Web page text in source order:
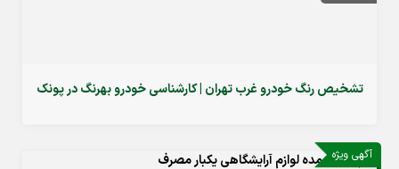
تشخیص رنگ خودرو غرب تهران | کارشناسی خودرو بهرنگ در پونک
آگهی ویژه